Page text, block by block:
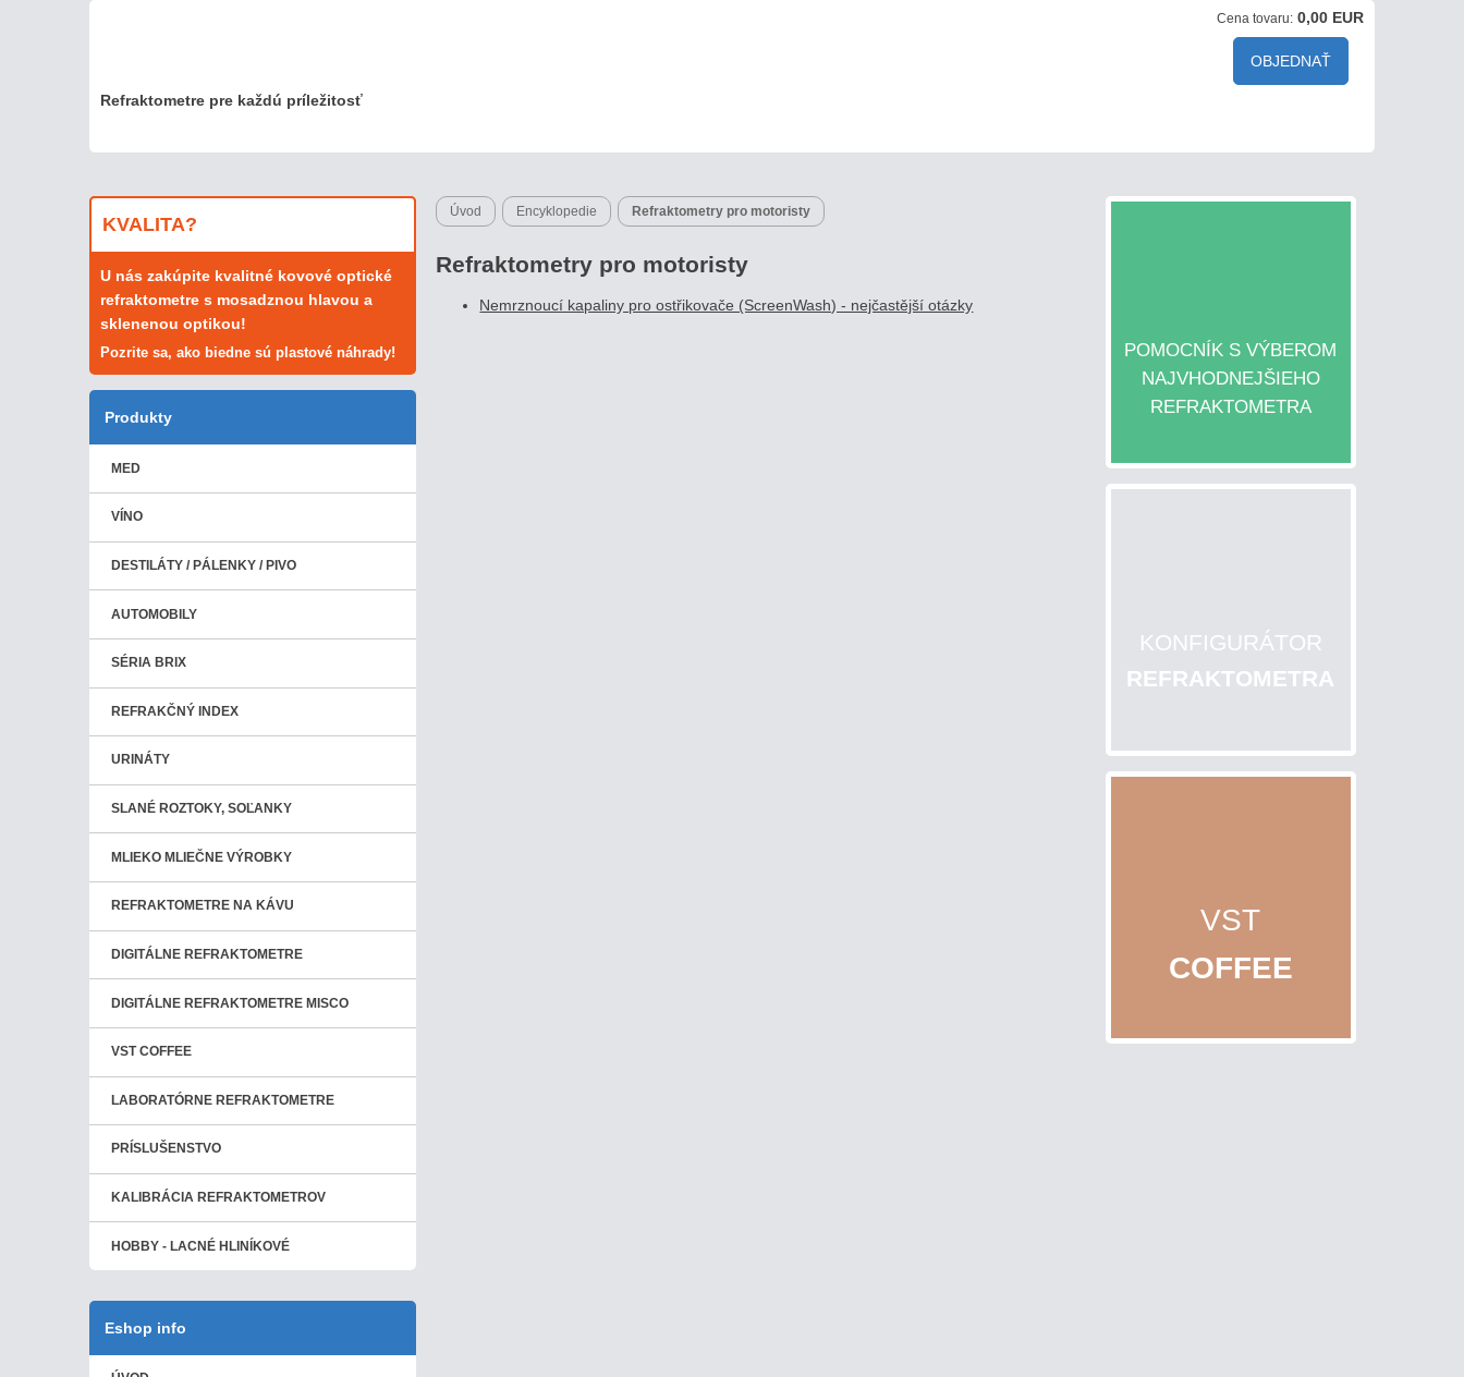
Refraktometre pre každú príležitosť
Cena tovaru: 0,00 EUR
OBJEDNAŤ
Úvod Encyklopedie Refraktometry pro motoristy
Refraktometry pro motoristy
Nemrznoucí kapaliny pro ostřikovače (ScreenWash) - nejčastější otázky
KVALITA?
U nás zakúpite kvalitné kovové optické
refraktometre s mosadznou hlavou a
sklenenou optikou!
Pozrite sa, ako biedne sú plastové náhrady!
Produkty
MED
VÍNO
DESTILÁTY / PÁLENKY / PIVO
AUTOMOBILY
SÉRIA BRIX
REFRAKČNÝ INDEX
URINÁTY
SLANÉ ROZTOKY, SOĽANKY
MLIEKO MLIEČNE VÝROBKY
REFRAKTOMETRE NA KÁVU
DIGITÁLNE REFRAKTOMETRE
DIGITÁLNE REFRAKTOMETRE MISCO
VST COFFEE
LABORATÓRNE REFRAKTOMETRE
PRÍSLUŠENSTVO
KALIBRÁCIA REFRAKTOMETROV
HOBBY - LACNÉ HLINÍKOVÉ
Eshop info
POMOCNÍK S VÝBEROM
NAJVHODNEJŠIEHO
REFRAKTOMETRA
KONFIGURÁTOR
REFRAKTOMETRA
VST
COFFEE